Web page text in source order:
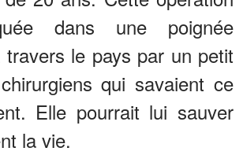
dans une poignée
le pays par un petit
qui savaient ce
Elle pourrait lui sauver
la vie.